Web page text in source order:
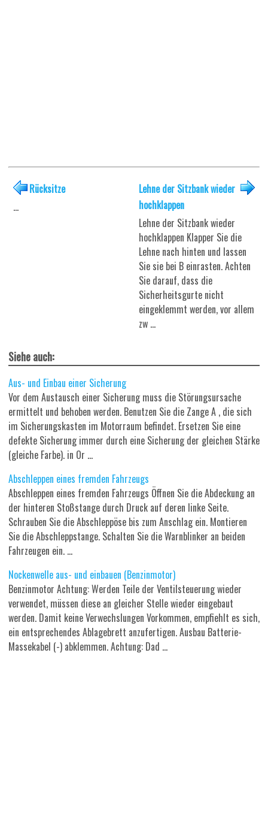
Rücksitze
...
Lehne der Sitzbank wieder
hochklappen
Lehne der Sitzbank wieder
hochklappen Klapper Sie die
Lehne nach hinten und lassen
Sie sie bei B einrasten. Achten
Sie darauf, dass die
Sicherheitsgurte nicht
eingeklemmt werden, vor allem
zw ...
Siehe auch:
Aus- und Einbau einer Sicherung
Vor dem Austausch einer Sicherung muss die Störungsursache
ermittelt und behoben werden. Benutzen Sie die Zange A , die sich
im Sicherungskasten im Motorraum befindet. Ersetzen Sie eine
defekte Sicherung immer durch eine Sicherung der gleichen Stärke
(gleiche Farbe). in Or ...
Abschleppen eines fremden Fahrzeugs
Abschleppen eines fremden Fahrzeugs Öffnen Sie die Abdeckung an
der hinteren Stoßstange durch Druck auf deren linke Seite.
Schrauben Sie die Abschleppöse bis zum Anschlag ein. Montieren
Sie die Abschleppstange. Schalten Sie die Warnblinker an beiden
Fahrzeugen ein. ...
Nockenwelle aus- und einbauen (Benzinmotor)
Benzinmotor Achtung: Werden Teile der Ventilsteuerung wieder
verwendet, müssen diese an gleicher Stelle wieder eingebaut
werden. Damit keine Verwechslungen Vorkommen, empfiehlt es sich,
ein entsprechendes Ablagebrett anzufertigen. Ausbau Batterie-
Massekabel (-) abklemmen. Achtung: Dad ...